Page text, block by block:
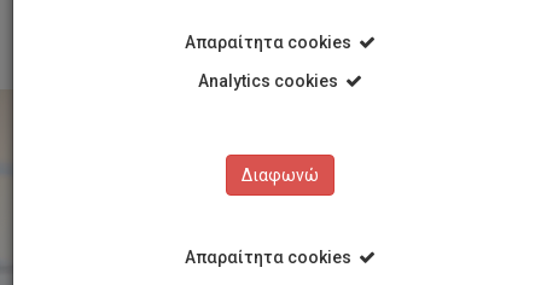
Απαραίτητα cookies
Analytics cookies
Διαφωνώ
Απαραίτητα cookies